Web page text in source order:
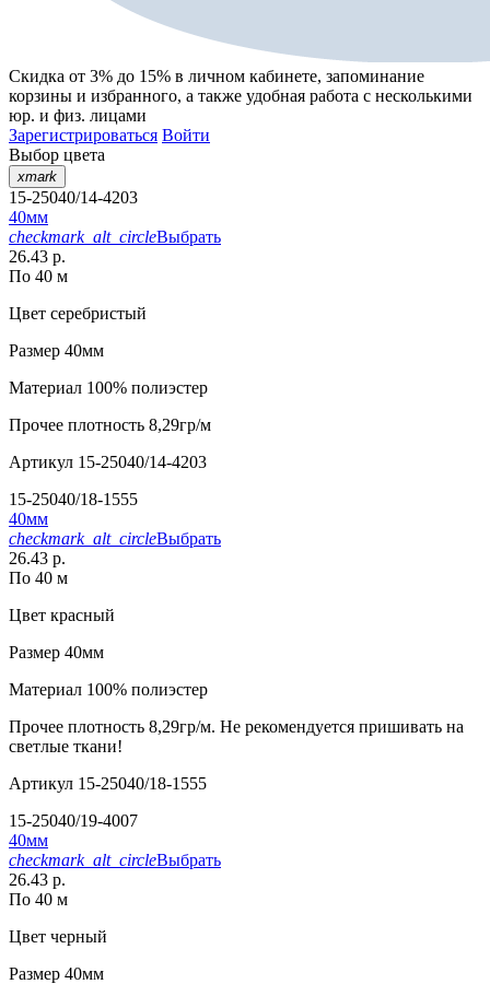
Скидка от 3% до 15% в личном кабинете, запоминание
корзины и избранного, а также удобная работа с несколькими
юр. и физ. лицами
Зарегистрироваться Войти
Выбор цвета
xmark
15-25040/14-4203
40мм
checkmark_alt_circleВыбрать
26.43 р.
По 40 м
Цвет серебристый
Размер 40мм
Материал 100% полиэстер
Прочее плотность 8,29гр/м
Артикул 15-25040/14-4203
15-25040/18-1555
40мм
checkmark_alt_circleВыбрать
26.43 р.
По 40 м
Цвет красный
Размер 40мм
Материал 100% полиэстер
Прочее плотность 8,29гр/м. Не рекомендуется пришивать на
светлые ткани!
Артикул 15-25040/18-1555
15-25040/19-4007
40мм
checkmark_alt_circleВыбрать
26.43 р.
По 40 м
Цвет черный
Размер 40мм